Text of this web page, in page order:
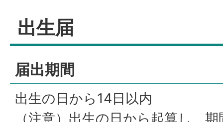
出生届
届出期間
出生の日から14日以内
（注意）出生の日から起算し、